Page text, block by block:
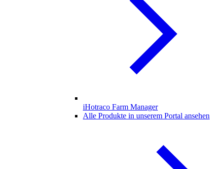
iHotraco Farm Manager
Alle Produkte in unserem Portal ansehen